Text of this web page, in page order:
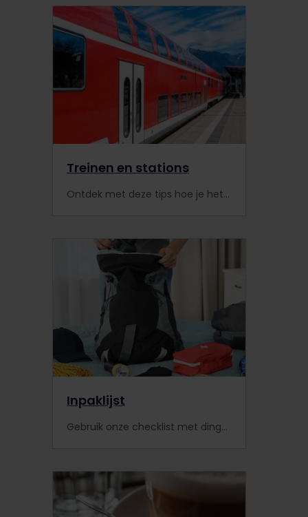
Treinen en stations
Ontdek met deze tips hoe je het best met de trein door Europa reist met een Interrail Pass.
Inpaklijst
Gebruik onze checklist met dingen die je niet mag vergeten als je aan het inpakken bent voor je Interrail reis.